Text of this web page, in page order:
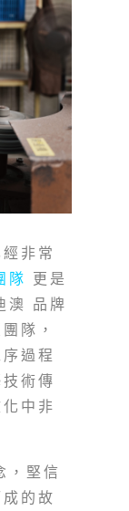
非常
隊 更是
澳 品牌
隊，
過程
術傳
中非
，堅信
的故